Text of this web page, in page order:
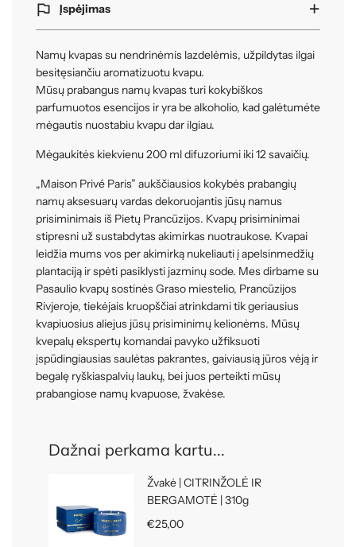
Įspėjimas
Namų kvapas su nendrinėmis lazdelėmis, užpildytas ilgai
besitęsiančiu aromatizuotu kvapu.
Mūsų prabangus namų kvapas turi kokybiškos
parfumuotos esencijos ir yra be alkoholio, kad galėtumėte
mėgautis nuostabiu kvapu dar ilgiau.
Mėgaukitės kiekvienu 200 ml difuzoriumi iki 12 savaičių.
„Maison Privé Paris” aukščiausios kokybės prabangių
namų aksesuarų vardas dekoruojantis jūsų namus
prisiminimais iš Pietų Prancūzijos. Kvapų prisiminimai
stipresni už sustabdytas akimirkas nuotraukose. Kvapai
leidžia mums vos per akimirką nukeliauti į apelsinmedžių
plantaciją ir spėti pasiklysti jazminų sode. Mes dirbame su
Pasaulio kvapų sostinės Graso miestelio, Prancūzijos
Rivjeroje, tiekėjais kruopščiai atrinkdami tik geriausius
kvapiuosius aliejus jūsų prisiminimų kelionėms. Mūsų
kvepalų ekspertų komandai pavyko užfiksuoti
įspūdingiausias saulėtas pakrantes, gaiviausią jūros vėją ir
begalę ryškiaspalvių laukų, bei juos perteikti mūsų
prabangiose namų kvapuose, žvakėse.
Dažnai perkama kartu...